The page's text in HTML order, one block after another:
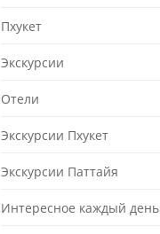
Пхукет
Экскурсии
Отели
Экскурсии Пхукет
Экскурсии Паттайя
Интересное каждый день